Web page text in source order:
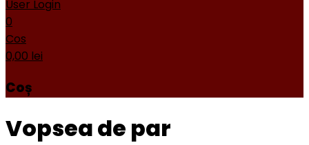
User Login
0
Cos
0,00 lei
Coș
Vopsea de par